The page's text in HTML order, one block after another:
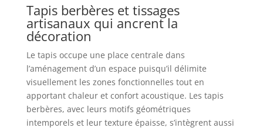
Tapis berbères et tissages
artisanaux qui ancrent la
décoration
Le tapis occupe une place centrale dans
l’aménagement d’un espace puisqu’il délimite
visuellement les zones fonctionnelles tout en
apportant chaleur et confort acoustique. Les tapis
berbères, avec leurs motifs géométriques
intemporels et leur texture épaisse, s’intègrent aussi